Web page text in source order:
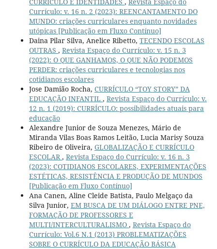
Currículo: v. 16 n. 2 (2023): REENCANTAMENTO DO
MUNDO: criações curriculares enquanto novidades
utópicas [Publicação em Fluxo Contínuo]
Daina Pilar Silva, Anelice Ribetto, TECENDO ESCOLAS
OUTRAS , Revista Espaço do Currículo: v. 15 n. 3
(2022): O QUE GANHAMOS, O QUE NÃO PODEMOS
PERDER: criações curriculares e tecnologias nos
cotidianos escolares
Jose Damião Rocha, CURRÍCULO “TOY STORY” DA
EDUCAÇÃO INFANTIL , Revista Espaço do Currículo: v.
12 n. 1 (2019): CURRÍCULO: possibilidades atuais para
educação
Alexandre Junior de Souza Menezes, Mário de
Miranda Vilas Boas Ramos Leitão, Lucia Marisy Souza
Ribeiro de Oliveira, GLOBALIZAÇÃO E CURRÍCULO
ESCOLAR , Revista Espaço do Currículo: v. 16 n. 3
(2023): COTIDIANOS ESCOLARES, EXPERIMENTAÇÕES
ESTÉTICAS, RESISTÊNCIA E PRODUÇÃO DE MUNDOS
[Publicação em Fluxo Contínuo]
Ana Canen, Aline Cleide Batista, Paulo Melgaço da
Silva Junior, EM BUSCA DE UM DIÁLOGO ENTRE PNE,
FORMAÇÃO DE PROFESSORES E
MULTI/INTERCULTURALISMO , Revista Espaço do
Currículo: Vol.6 N.1 (2013) PROBLEMATIZAÇÕES
SOBRE O CURRÍCULO DA EDUCAÇÃO BÁSICA